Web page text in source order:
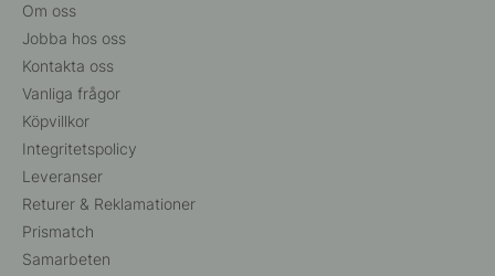
Om oss
Jobba hos oss
Kontakta oss
Vanliga frågor
Köpvillkor
Integritetspolicy
Leveranser
Returer & Reklamationer
Prismatch
Samarbeten